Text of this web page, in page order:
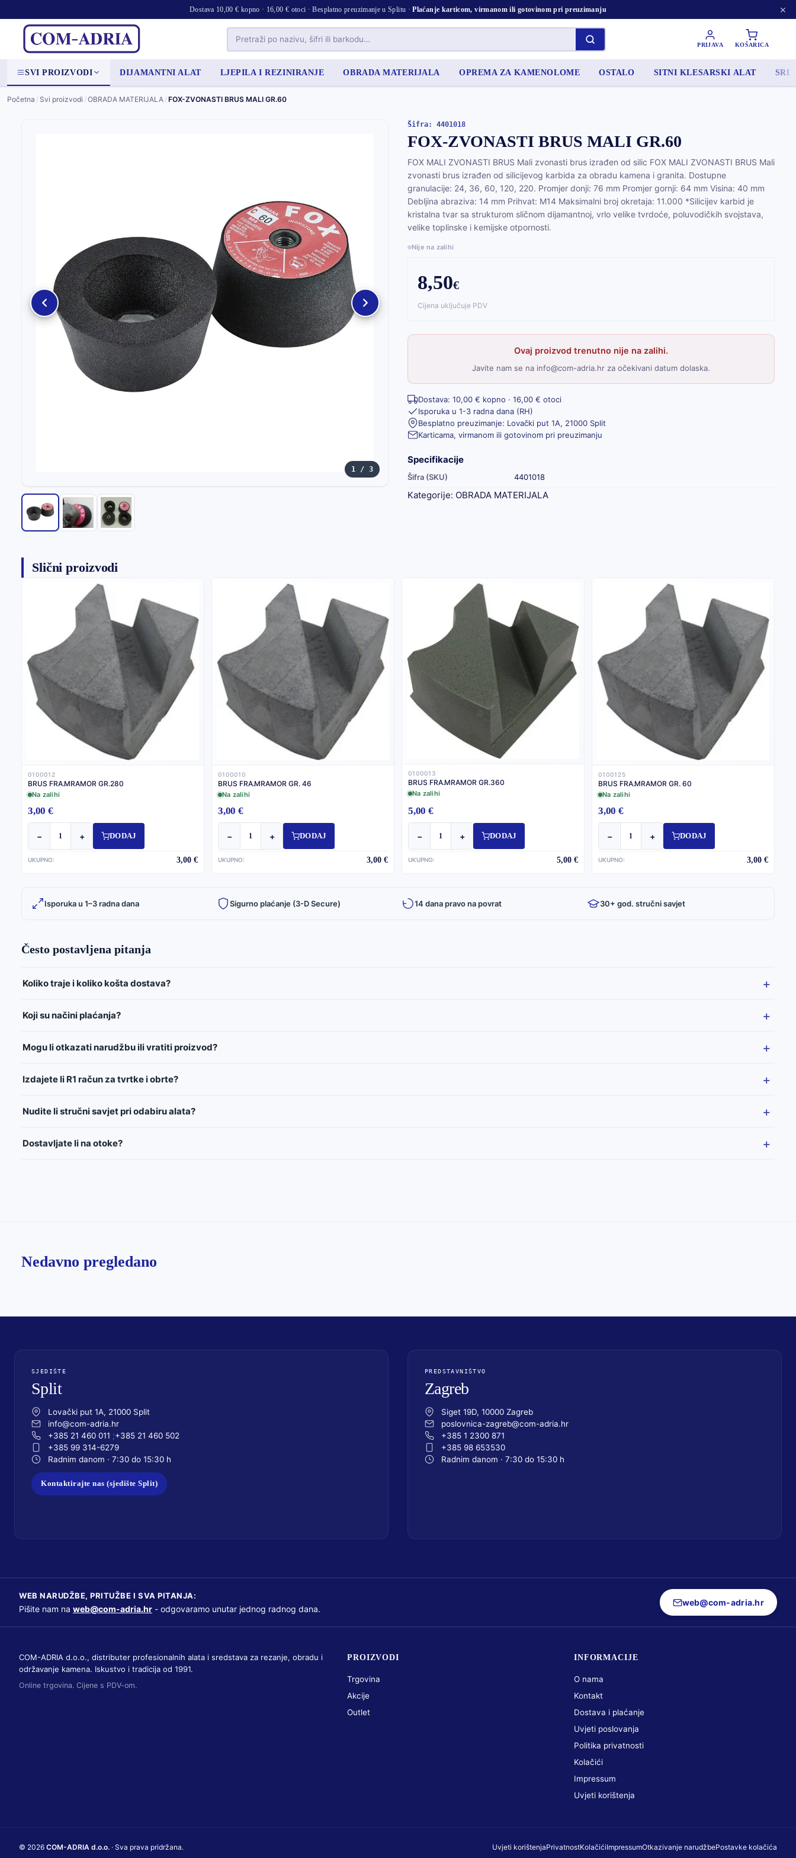
Dostava 10,00 € kopno · 16,00 € otoci · Besplatno preuzimanje u Splitu ·Plaćanje karticom, virmanom ili gotovinom pri preuzimanju ×
PRIJAVA KOŠARICA
SVI PROIZVODI DIJAMANTNI ALAT LJEPILA I REZINIRANJE OBRADA MATERIJALA OPREMA ZA KAMENOLOME OSTALO SITNI KLESARSKI ALAT
Početna / Svi proizvodi /OBRADA MATERIJALA /FOX-ZVONASTI BRUS MALI GR.60
1 / 3
Šifra: 4401018
FOX-ZVONASTI BRUS MALI GR.60
FOX MALI ZVONASTI BRUS Mali zvonasti brus izrađen od silic FOX MALI ZVONASTI BRUS Mali
zvonasti brus izrađen od silicijevog karbida za obradu kamena i granita. Dostupne
granulacije: 24, 36, 60, 120, 220. Promjer donji: 76 mm Promjer gornji: 64 mm Visina: 40 mm
Debljina abraziva: 14 mm Prihvat: M14 Maksimalni broj okretaja: 11.000 *Silicijev karbid je
kristalna tvar sa strukturom sličnom dijamantnoj, vrlo velike tvrdoće, poluvodičkih svojstava,
velike toplinske i kemijske otpornosti.
Nije na zalihi
8,50€
Cijena uključuje PDV
Ovaj proizvod trenutno nije na zalihi.
Javite nam se na info@com-adria.hr za očekivani datum dolaska.
Dostava: 10,00 € kopno · 16,00 € otoci
Isporuka u 1-3 radna dana (RH)
Besplatno preuzimanje: Lovački put 1A, 21000 Split
Karticama, virmanom ili gotovinom pri preuzimanju
Specifikacije
Šifra (SKU) 4401018
Kategorije: OBRADA MATERIJALA
Slični proizvodi
0100012
BRUS FRA.MRAMOR GR.280
Na zalihi
3,00 €
− + DODAJ
UKUPNO: 3,00 €
0100010
BRUS FRA.MRAMOR GR. 46
Na zalihi
3,00 €
− + DODAJ
UKUPNO: 3,00 €
0100013
BRUS FRA.MRAMOR GR.360
Na zalihi
5,00 €
− + DODAJ
UKUPNO: 5,00 €
0100125
BRUS FRA.MRAMOR GR. 60
Na zalihi
3,00 €
− + DODAJ
UKUPNO: 3,00 €
Isporuka u 1–3 radna dana Sigurno plaćanje (3-D Secure) 14 dana pravo na povrat 30+ god. stručni savjet
Često postavljena pitanja
Koliko traje i koliko košta dostava?
Koji su načini plaćanja?
Mogu li otkazati narudžbu ili vratiti proizvod?
Izdajete li R1 račun za tvrtke i obrte?
Nudite li stručni savjet pri odabiru alata?
Dostavljate li na otoke?
Nedavno pregledano
SJEDIŠTE
Split
Lovački put 1A, 21000 Split
info@com-adria.hr
+385 21 460 011
+385 21 460 502
+385 99 314-6279
Radnim danom · 7:30 do 15:30 h
Kontaktirajte nas (sjedište Split)
PREDSTAVNIŠTVO
Zagreb
Siget 19D, 10000 Zagreb
poslovnica-zagreb@com-adria.hr
+385 1 2300 871
+385 98 653530
Radnim danom · 7:30 do 15:30 h
WEB NARUDŽBE, PRITUŽBE I SVA PITANJA:
Pišite nam na web@com-adria.hr - odgovaramo unutar jednog radnog dana.
web@com-adria.hr
COM-ADRIA d.o.o., distributer profesionalnih alata i sredstava za rezanje, obradu i
održavanje kamena. Iskustvo i tradicija od 1991.
Online trgovina. Cijene s PDV-om.
PROIZVODI
Trgovina
Akcije
Outlet
INFORMACIJE
O nama
Kontakt
Dostava i plaćanje
Uvjeti poslovanja
Politika privatnosti
Kolačići
Impressum
Uvjeti korištenja
© 2026 COM-ADRIA d.o.o. · Sva prava pridržana. Uvjeti korištenjaPrivatnostKolačićiImpressumOtkazivanje narudžbePostavke kolačića